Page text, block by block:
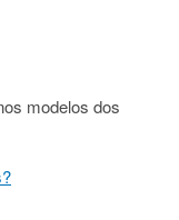
modelos dos